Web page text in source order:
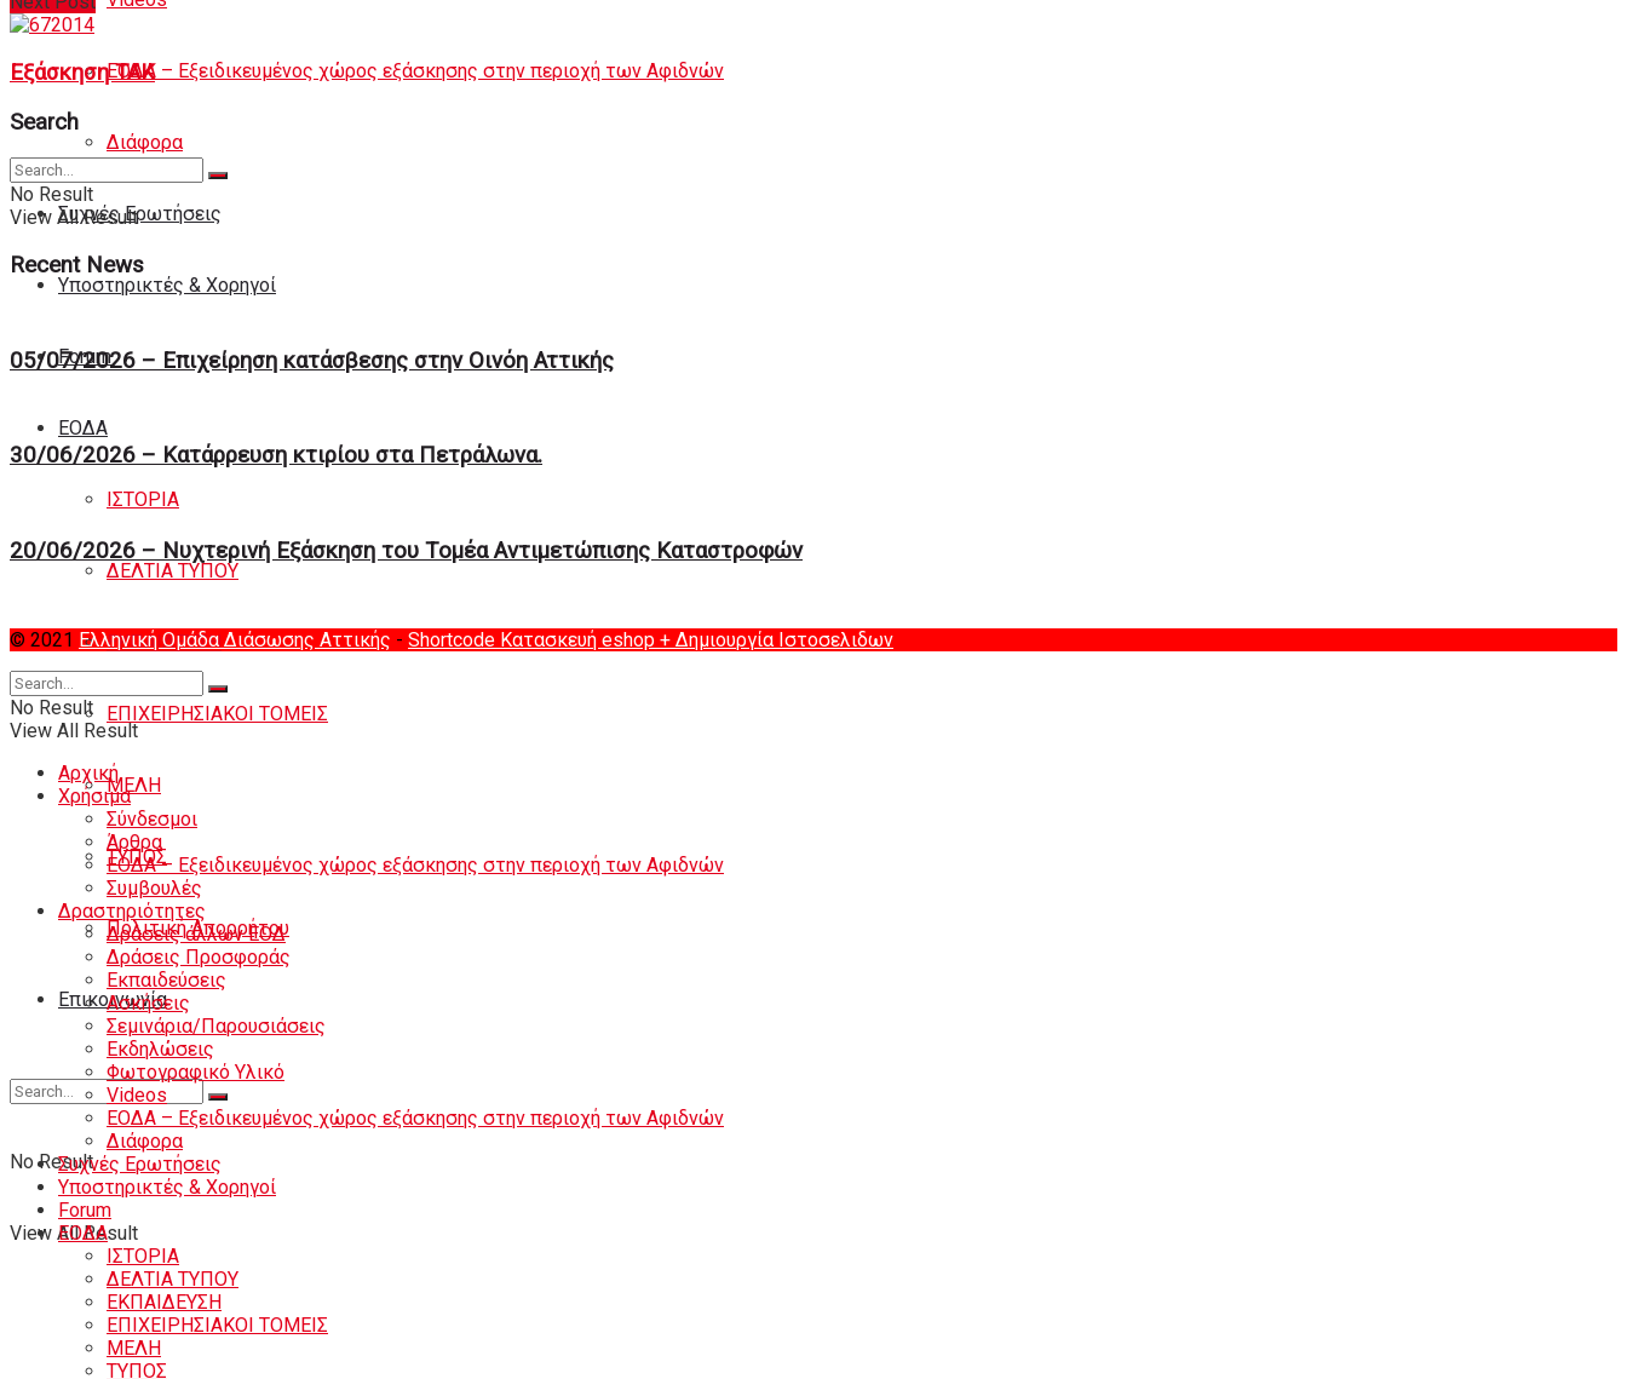
ΕΟΔΑ – Εξειδικευμένος χώρος εξάσκησης στην περιοχή των Αφιδνών
Διάφορα
Συχνές Ερωτήσεις
Υποστηρικτές & Χορηγοί
Forum
ΕΟΔA
ΙΣΤΟΡΙΑ
ΔΕΛΤΙΑ ΤΥΠΟΥ
ΕΚΠΑΙΔΕΥΣΗ
ΕΠΙΧΕΙΡΗΣΙΑΚΟΙ ΤΟΜΕΙΣ
ΜΕΛΗ
ΤΥΠΟΣ
Πολιτική Απορρήτου
Eπικοινωνία
No Result
View All Result
Εξάσκηση ΤΑΚ
Search
No Result
View All Result
Recent News
05/07/2026 – Επιχείρηση κατάσβεσης στην Οινόη Αττικής
30/06/2026 – Κατάρρευση κτιρίου στα Πετράλωνα.
20/06/2026 – Νυχτερινή Eξάσκηση του Tομέα Αντιμετώπισης Καταστροφών
© 2021 Ελληνική Ομάδα Διάσωσης Αττικής - Shortcode Κατασκευή eshop + Δημιουργία Ιστοσελιδων
No Result
View All Result
Αρχική
Χρήσιμα
Σύνδεσμοι
Άρθρα
ΕΟΔΑ – Εξειδικευμένος χώρος εξάσκησης στην περιοχή των Αφιδνών
Συμβουλές
Δραστηριότητες
Δράσεις άλλων ΕΟΔ
Δράσεις Προσφοράς
Εκπαιδεύσεις
Ασκήσεις
Σεμινάρια/Παρουσιάσεις
Εκδηλώσεις
Φωτογραφικό Υλικό
Videos
ΕΟΔΑ – Εξειδικευμένος χώρος εξάσκησης στην περιοχή των Αφιδνών
Διάφορα
Συχνές Ερωτήσεις
Υποστηρικτές & Χορηγοί
Forum
ΕΟΔA
ΙΣΤΟΡΙΑ
ΔΕΛΤΙΑ ΤΥΠΟΥ
ΕΚΠΑΙΔΕΥΣΗ
ΕΠΙΧΕΙΡΗΣΙΑΚΟΙ ΤΟΜΕΙΣ
ΜΕΛΗ
ΤΥΠΟΣ